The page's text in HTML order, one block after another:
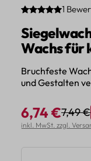
Durchschnittliche
1
Wachs für
Bruchfeste
und Gestalten
Verkaufspreis:
6,74 €7,49 €
inkl. MwSt. zzgl.